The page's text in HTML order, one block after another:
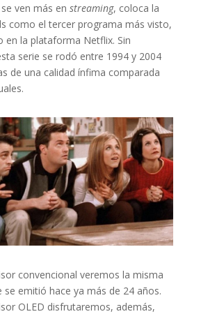
ven más en streaming, coloca la
como el tercer programa más visto,
en la plataforma Netflix. Sin
serie se rodó entre 1994 y 2004
de una calidad ínfima comparada
convencional veremos la misma
se emitió hace ya más de 24 años.
OLED disfrutaremos, además,